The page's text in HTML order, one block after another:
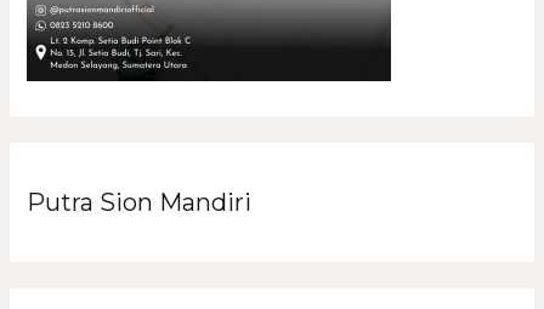
Putra Sion Mandiri